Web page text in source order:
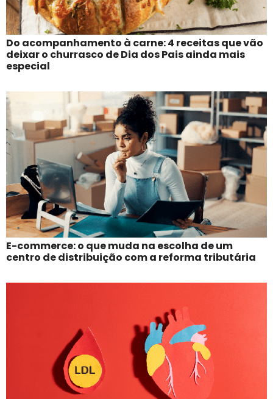
Do acompanhamento à carne: 4 receitas que vão
deixar o churrasco de Dia dos Pais ainda mais
especial
E-commerce: o que muda na escolha de um
centro de distribuição com a reforma tributária